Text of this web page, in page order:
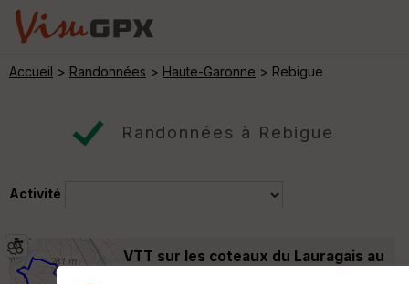
Accueil > Randonnées > Haute-Garonne > Rebigue
Randonnées à Rebigue
Activité
VTT sur les coteaux du Lauragais au